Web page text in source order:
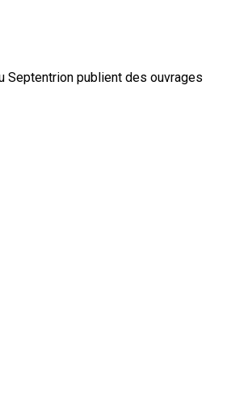
Septentrion publient des ouvrages